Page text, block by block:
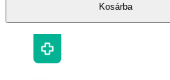
Kosárba